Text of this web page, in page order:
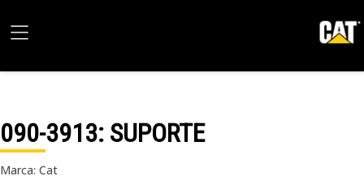
090-3913: SUPORTE
Marca: Cat